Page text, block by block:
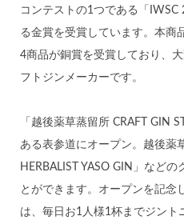
コンテストの1つである「
る金賞を受賞しています。本商
4商品が銅賞を受賞しており、
フトジンメーカーです。
「越後薬草蒸留所 CRAFT GIN
ある表参道にオープン。越後薬
HERBALIST YASO GIN」など
とができます。オープンを記念
は、毎日お1人様1杯までジント